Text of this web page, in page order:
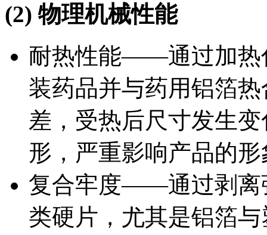
(2) 物理机械性能
耐热性能——通过加热
装药品并与药用铝箔
差，受热后尺寸发生
形，严重影响产品的形
复合牢度——通过剥离
类硬片，尤其是铝箔